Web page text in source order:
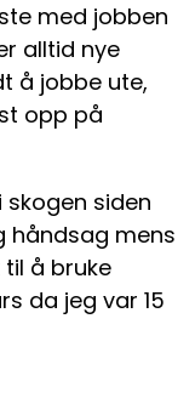
med jobben
alltid nye
å jobbe ute,
opp på
siden
håndsag mens
å bruke
da jeg var 15